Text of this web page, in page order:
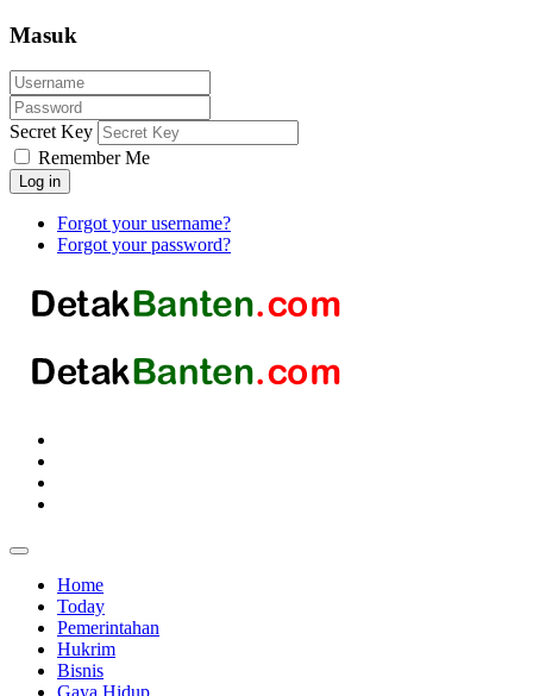
Masuk
Secret Key
Remember Me
Log in
Forgot your username?
Forgot your password?
Home
Today
Pemerintahan
Hukrim
Bisnis